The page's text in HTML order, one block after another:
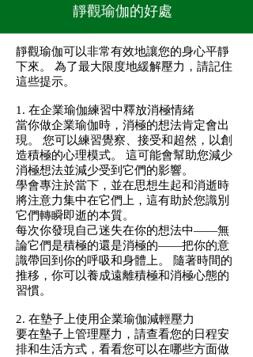
靜觀瑜伽的好處
靜觀瑜伽可以非常有效地讓您的身心平靜
下來。 為了最大限度地緩解壓力，請記住
這些提示。
1. 在企業瑜伽練習中釋放消極情緒
當你做企業瑜伽時，消極的想法肯定會出
現。 您可以練習覺察、接受和超然，以創
造積極的心理模式。 這可能會幫助您減少
消極想法並減少受到它們的影響。
學會專注於當下，並在思想生起和消逝時
將注意力集中在它們上，這有助於您識別
它們轉瞬即逝的本質。
每次你發現自己迷失在你的想法中——無
論它們是積極的還是消極的——把你的意
識帶回到你的呼吸和身體上。 隨著時間的
推移，你可以養成遠離積極和消極心態的
習慣。
2. 在墊子上使用企業瑜伽減輕壓力
要在墊子上管理壓力，請查看您的日程安
排和生活方式，看看您可以在哪些方面做